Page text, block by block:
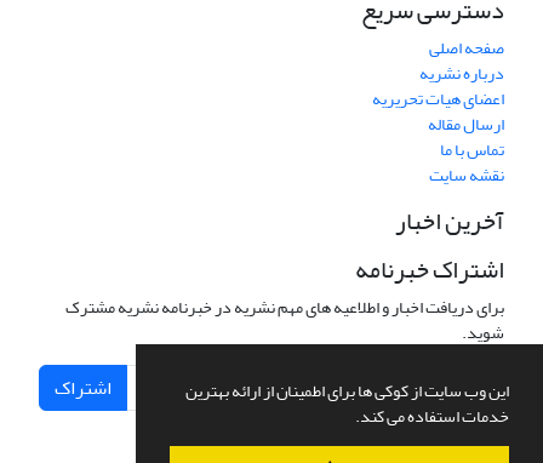
این وب سایت از کوکی ها برای اطمینان از ارائه بهترین
خدمات استفاده می کند.
دسترسی سریع
صفحه اصلی
درباره نشریه
اعضای هیات تحریریه
ارسال مقاله
تماس با ما
نقشه سایت
آخرین اخبار
اشتراک خبرنامه
برای دریافت اخبار و اطلاعیه های مهم نشریه در خبرنامه نشریه مشترک
شوید.
اشتراک